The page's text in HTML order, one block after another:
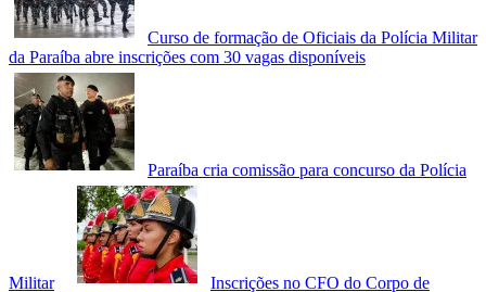
Curso de formação de Oficiais da Polícia Militar
da Paraíba abre inscrições com 30 vagas disponíveis
Paraíba cria comissão para concurso da Polícia
Militar
Inscrições no CFO do Corpo de